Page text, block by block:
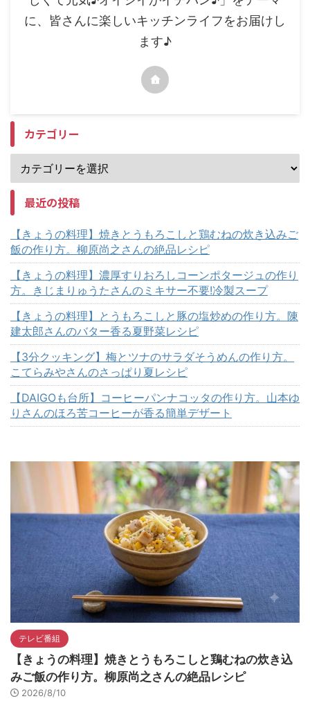
に、皆さんに楽しいキッチンライフをお届けし
ます♪
カテゴリー
最近の投稿
【きょうの料理】焼きとうもろこしと鶏むねの炊き込みご
飯の作り方。柳原尚之さんの絶品レシピ
【きょうの料理】濃厚すりおろしコーンポタージュの作り
方。きじまりゅうたさんのミキサー不要!冷製スープ
【きょうの料理】とうもろこしと豚の塩炒めの作り方。陳
建太郎さんのバター香る夏野菜レシピ
【3分クッキング】梅とツナのサラダそうめんの作り方。
こてらみやさんのさっぱり夏レシピ
【DAIGOも台所】コーヒーパンナコッタの作り方。山本ゆ
りさんのほろ苦コーヒーが香る簡単デザート
テレビ番組
【きょうの料理】焼きとうもろこしと鶏むねの炊き込
みご飯の作り方。柳原尚之さんの絶品レシピ
2026/8/10